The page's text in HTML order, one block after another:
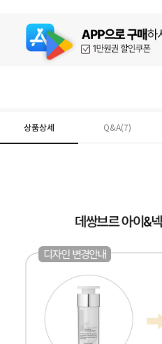
페이코 ID로 페
상품상세 Q&A(7)